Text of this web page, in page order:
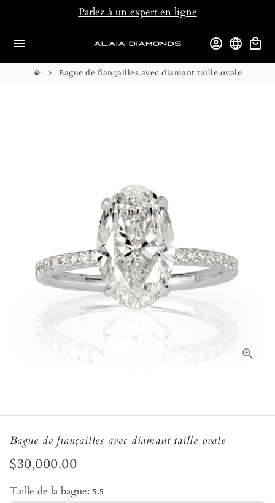
contenu
Parlez à un expert en ligne
menu account_circle language local_mall
home keyboard_arrow_right Bague de fiançailles avec diamant taille ovale
Bague de fiançailles avec diamant taille ovale
$30,000.00
Taille de la bague: 5.5